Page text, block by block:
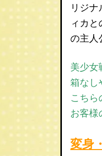
リジ
ィカ
の主人
美少女
箱なし
こちら
お客様
変身